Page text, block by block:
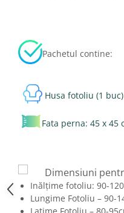
Pachetul contine:
Husa fotoliu (1 buc)
Fata perna: 45 x 45
Dimensiuni
Inălțime fotoliu: 90-
Lungime Fotoliu – 90-